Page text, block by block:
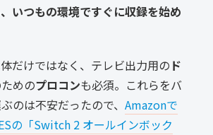
、いつもの環境ですぐに収録を始め
だけではなく、テレビ出力用の ド
めのプロコンも必須。これらをバ
のは不安だったので、 Amazonで
の「Switch 2 オールインボック